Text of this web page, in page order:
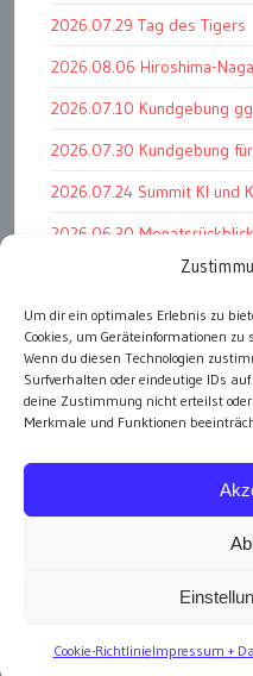
Um dir ein optimales Erlebnis zu
Cookies, um Geräteinformationen
Wenn du diesen Technologien
Surfverhalten oder eindeutige IDs
deine Zustimmung nicht erteilst
Merkmale und Funktionen
Cookie-RichtlinieImpressum +
2026.07.29 Tag des Tigers
2026.08.06 Hiroshima-
2026.07.10 Kundgebung
2026.07.30 Kundgebung
2026.07.24 Summit KI und
2026.06.30
2026.07.11 Worauf es
2026.07.01 Markenwert
2026.07.07 Open Space
alle